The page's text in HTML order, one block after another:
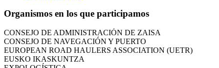
Organismos en los que participamos
COMITÉ DE INSPECCION DE GIPUZKOA
CONSEJO DE ADMINISTRACIÓN DE ZAISA
CONSEJO DE NAVEGACIÓN Y PUERTO
EUROPEAN ROAD HAULERS ASSOCIATION (UETR)
EUSKO IKASKUNTZA
EXPOLOGÍSTICA